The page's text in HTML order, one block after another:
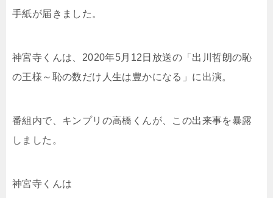
手紙が届きました。
神宮寺くんは、2020年5月12日放送の「出川哲朗の恥
の王様～恥の数だけ人生は豊かになる」に出演。
番組内で、キンプリの高橋くんが、この出来事を暴露
しました。
神宮寺くんは